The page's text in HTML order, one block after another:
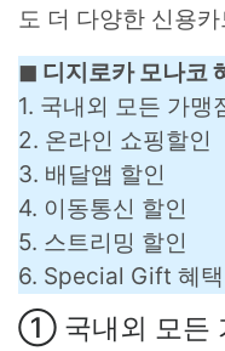
도 더 다양한 신용
◼︎ 디지로카 모나코
1. 국내외 모든 가맹
2. 온라인 쇼핑할인
3. 배달앱 할인
4. 이동통신 할인
5. 스트리밍 할인
6. Special Gift 혜택
① 국내외 모든